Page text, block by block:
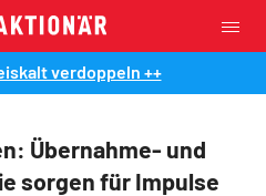
verdoppeln ++
Übernahme- und
sorgen für Impulse